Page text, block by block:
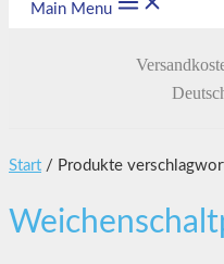
Main Menu
Start / Produkte